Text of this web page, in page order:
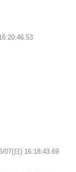
07(日) 16:18:43.69